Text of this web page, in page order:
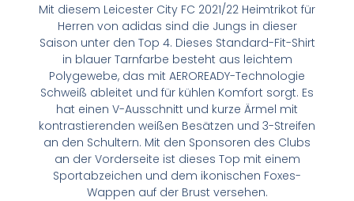
Mit diesem Leicester City FC 2021/22 Heimtrikot für
Herren von adidas sind die Jungs in dieser
Saison unter den Top 4. Dieses Standard-Fit-Shirt
in blauer Tarnfarbe besteht aus leichtem
Polygewebe, das mit AEROREADY-Technologie
Schweiß ableitet und für kühlen Komfort sorgt. Es
hat einen V-Ausschnitt und kurze Ärmel mit
kontrastierenden weißen Besätzen und 3-Streifen
an den Schultern. Mit den Sponsoren des Clubs
an der Vorderseite ist dieses Top mit einem
Sportabzeichen und dem ikonischen Foxes-
Wappen auf der Brust versehen.